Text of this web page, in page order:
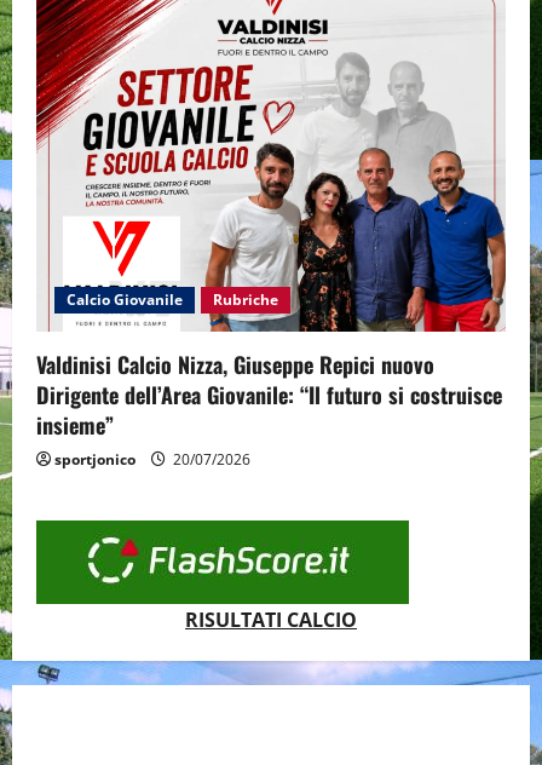
Calcio Giovanile Rubriche
Valdinisi Calcio Nizza, Giuseppe Repici nuovo
Dirigente dell’Area Giovanile: “Il futuro si costruisce
insieme”
sportjonico 20/07/2026
RISULTATI CALCIO